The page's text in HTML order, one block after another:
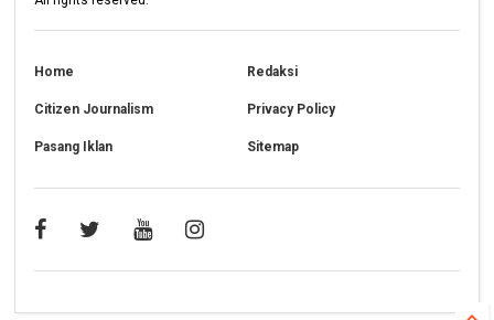
Home Redaksi
Citizen Journalism Privacy Policy
Pasang Iklan Sitemap